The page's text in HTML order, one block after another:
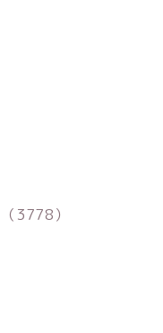
3778）